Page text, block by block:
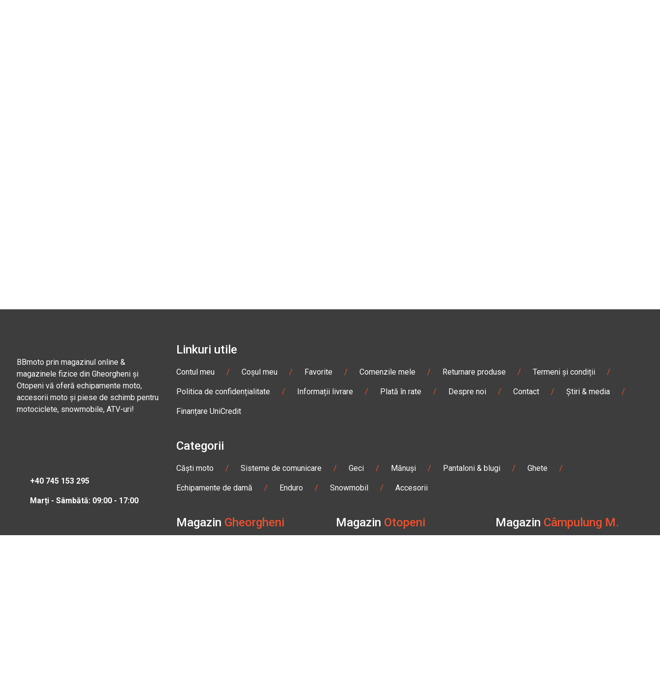
BBmoto prin magazinul online &
magazinele fizice din Gheorgheni și
Otopeni vă oferă echipamente moto,
accesorii moto și piese de schimb pentru
motociclete, snowmobile, ATV-uri!
+40 745 153 295
Marți - Sâmbătă: 09:00 - 17:00
Linkuri utile
Contul meu / Coșul meu / Favorite / Comenzile mele / Returnare produse / Termeni și condiții /
Politica de confidențialitate / Informații livrare / Plată în rate / Despre noi / Contact / Știri & media /
Finanțare UniCredit
Categorii
Căști moto / Sisteme de comunicare / Geci / Mănuși / Pantaloni & blugi / Ghete /
Echipamente de damă / Enduro / Snowmobil / Accesorii
Magazin Gheorgheni Magazin Otopeni Magazin Câmpulung M.